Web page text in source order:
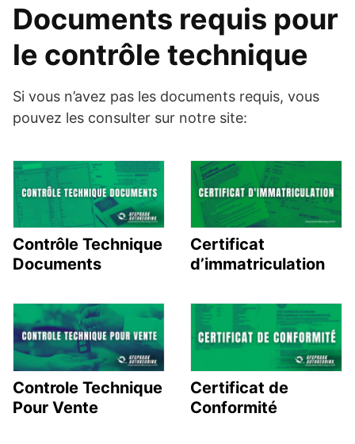
Documents requis pour
le contrôle technique
Si vous n’avez pas les documents requis, vous
pouvez les consulter sur notre site:
Contrôle Technique
Documents
Certificat
d’immatriculation
Controle Technique
Pour Vente
Certificat de
Conformité